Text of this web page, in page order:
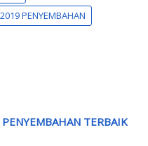
PENYEMBAHAN
TERBAIK